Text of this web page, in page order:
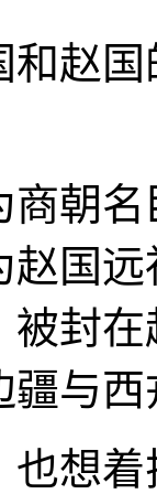
和赵
商朝
赵国
被封
疆与
也想